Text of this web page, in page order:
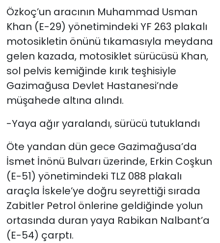
sağlandı”
Özkoç’un aracının Muhammad Usman
Khan (E-29) yönetimindeki YF 263 plakalı
motosikletin önünü tıkamasıyla meydana
gelen kazada, motosiklet sürücüsü Khan,
sol pelvis kemiğinde kırık teşhisiyle
Gazimağusa Devlet Hastanesi’nde
müşahede altına alındı.
-Yaya ağır yaralandı, sürücü tutuklandı
Öte yandan dün gece Gazimağusa’da
İsmet İnönü Bulvarı üzerinde, Erkin Coşkun
(E-51) yönetimindeki TLZ 088 plakalı
araçla İskele’ye doğru seyrettiği sırada
Zabitler Petrol önlerine geldiğinde yolun
ortasında duran yaya Rabikan Nalbant’a
(E-54) çarptı.
Yazarlar